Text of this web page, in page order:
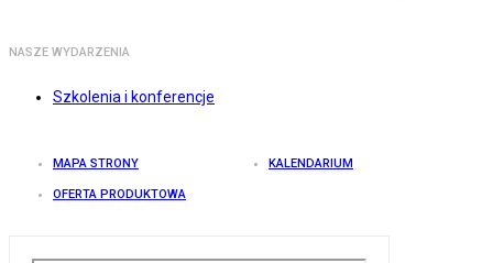
NASZE WYDARZENIA
Szkolenia i konferencje
MAPA STRONY KALENDARIUM
OFERTA PRODUKTOWA